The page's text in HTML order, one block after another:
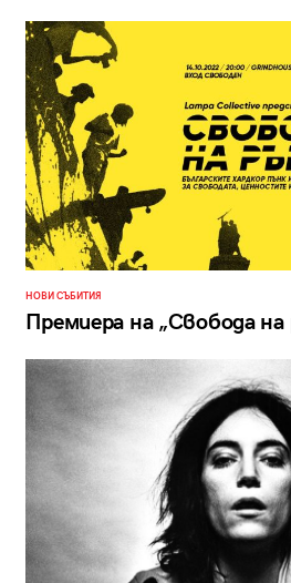
НОВИ СЪБИТИЯ
Премиера на „Свобода на